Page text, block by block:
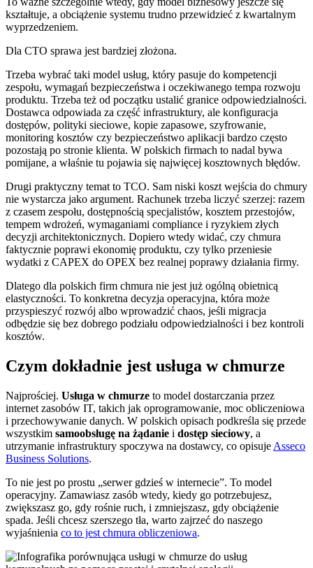
kształtuje, a obciążenie systemu trudno przewidzieć z kwartalnym
wyprzedzeniem.
Dla CTO sprawa jest bardziej złożona.
Trzeba wybrać taki model usług, który pasuje do kompetencji
zespołu, wymagań bezpieczeństwa i oczekiwanego tempa rozwoju
produktu. Trzeba też od początku ustalić granice odpowiedzialności.
Dostawca odpowiada za część infrastruktury, ale konfiguracja
dostępów, polityki sieciowe, kopie zapasowe, szyfrowanie,
monitoring kosztów czy bezpieczeństwo aplikacji bardzo często
pozostają po stronie klienta. W polskich firmach to nadal bywa
pomijane, a właśnie tu pojawia się najwięcej kosztownych błędów.
Drugi praktyczny temat to TCO. Sam niski koszt wejścia do chmury
nie wystarcza jako argument. Rachunek trzeba liczyć szerzej: razem
z czasem zespołu, dostępnością specjalistów, kosztem przestojów,
tempem wdrożeń, wymaganiami compliance i ryzykiem złych
decyzji architektonicznych. Dopiero wtedy widać, czy chmura
faktycznie poprawi ekonomię produktu, czy tylko przeniesie
wydatki z CAPEX do OPEX bez realnej poprawy działania firmy.
Dlatego dla polskich firm chmura nie jest już ogólną obietnicą
elastyczności. To konkretna decyzja operacyjna, która może
przyspieszyć rozwój albo wprowadzić chaos, jeśli migracja
odbędzie się bez dobrego podziału odpowiedzialności i bez kontroli
kosztów.
Czym dokładnie jest usługa w chmurze
Najprościej. Usługa w chmurze to model dostarczania przez
internet zasobów IT, takich jak oprogramowanie, moc obliczeniowa
i przechowywanie danych. W polskich opisach podkreśla się przede
wszystkim samoobsługę na żądanie i dostęp sieciowy, a
utrzymanie infrastruktury spoczywa na dostawcy, co opisuje Asseco
Business Solutions.
To nie jest po prostu „serwer gdzieś w internecie”. To model
operacyjny. Zamawiasz zasób wtedy, kiedy go potrzebujesz,
zwiększasz go, gdy rośnie ruch, i zmniejszasz, gdy obciążenie
spada. Jeśli chcesz szerszego tła, warto zajrzeć do naszego
wyjaśnienia co to jest chmura obliczeniowa.